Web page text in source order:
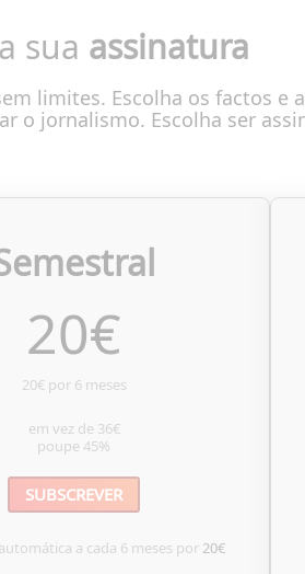
sua assinatura
limites. Escolha os factos e a
o jornalismo. Escolha ser
20€
20€ por 6 meses
em vez de 36€
poupe45%
SUBSCREVER
a cada 6 meses por20€